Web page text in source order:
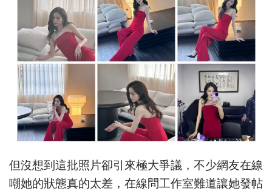
但沒想到這批照片卻引來極大爭議，不少網友在線
嘲她的狀態真的太差，在線問工作室難道讓她發帖